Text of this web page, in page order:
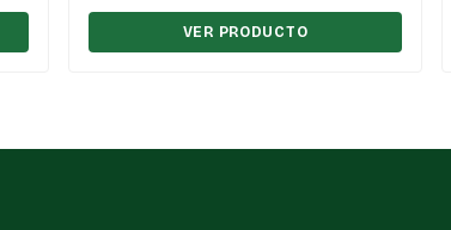
VER PRODUCTO